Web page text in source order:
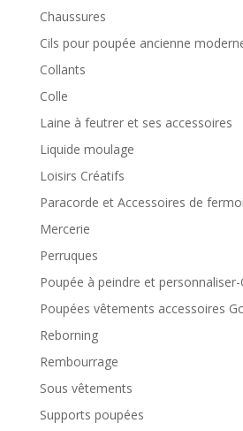
Chaussures
Cils pour poupée ancienne
Collants
Colle
Laine à feutrer et ses accessoires
Liquide moulage
Loisirs Créatifs
Paracorde et Accessoires de
Mercerie
Perruques
Poupée à peindre et personnaliser-
Poupées vêtements accessoires
Reborning
Rembourrage
Sous vêtements
Supports poupées